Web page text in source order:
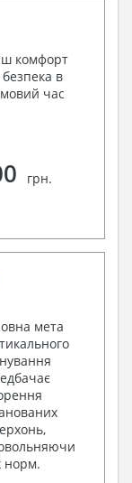
комфорт
безпека в
час
грн.
мета
норм.